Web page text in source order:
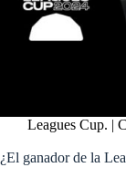
Leagues Cup. |
¿El ganador de la